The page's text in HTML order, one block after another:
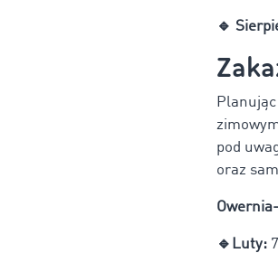
🔹
pod
oraz
🔹Luty: